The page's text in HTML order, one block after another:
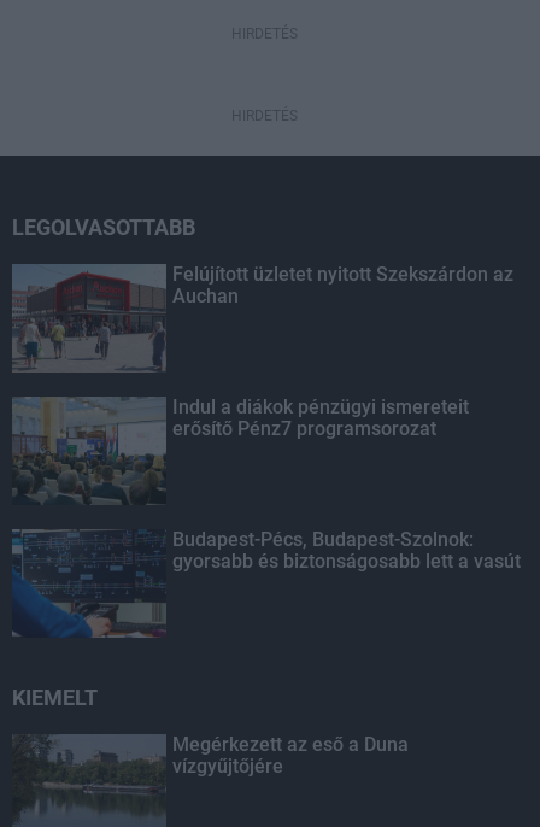
HIRDETÉS
HIRDETÉS
LEGOLVASOTTABB
Felújított üzletet nyitott Szekszárdon az
Auchan
Indul a diákok pénzügyi ismereteit
erősítő Pénz7 programsorozat
Budapest-Pécs, Budapest-Szolnok:
gyorsabb és biztonságosabb lett a vasút
KIEMELT
Megérkezett az eső a Duna
vízgyűjtőjére